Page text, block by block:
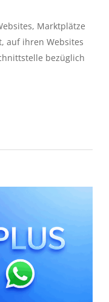
Marktplätze
auf ihren Websites
bezüglich